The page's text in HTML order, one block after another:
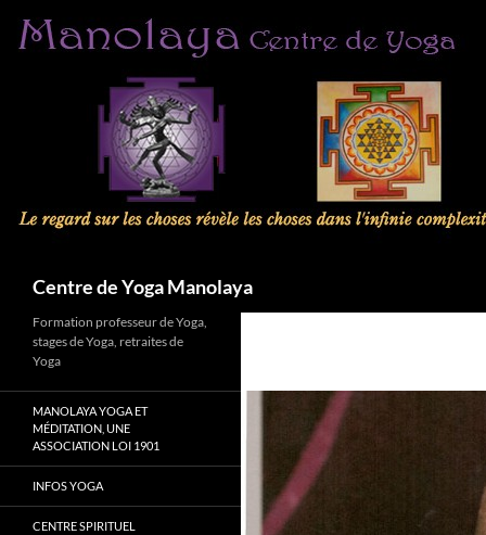
Centre de Yoga Manolaya
Formation professeur de Yoga,
stages de Yoga, retraites de
Yoga
MANOLAYA YOGA ET
MÉDITATION, UNE
ASSOCIATION LOI 1901
INFOS YOGA
CENTRE SPIRITUEL